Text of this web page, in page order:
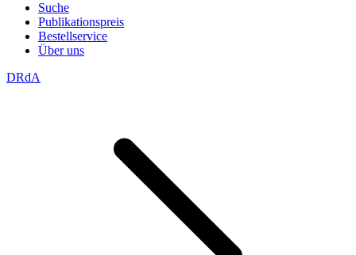
Suche
Publikationspreis
Bestellservice
Über uns
DRdA